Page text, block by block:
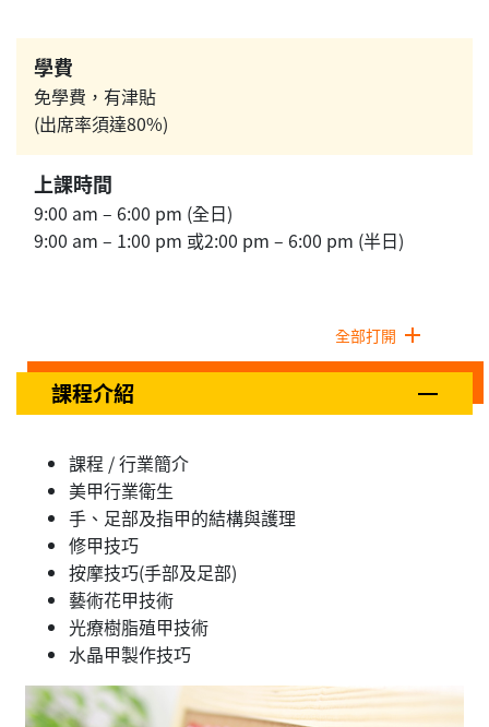
學費
免學費，有津貼
(出席率須達80%)
上課時間
9:00 am – 6:00 pm (全日)
9:00 am – 1:00 pm 或2:00 pm – 6:00 pm (半日)
全部打開
課程介紹
課程 / 行業簡介
美甲行業衛生
手、足部及指甲的結構與護理
修甲技巧
按摩技巧(手部及足部)
藝術花甲技術
光療樹脂殖甲技術
水晶甲製作技巧